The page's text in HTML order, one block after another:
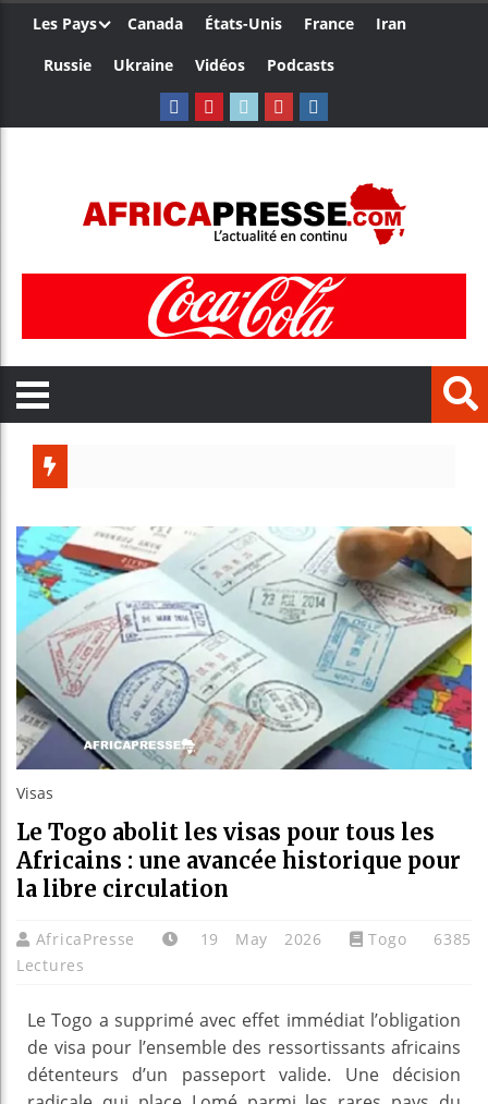
Les Pays Canada États-Unis France
Iran
Russie
Ukraine Vidéos Podcasts
Bénin
Aliko
Visas
Le Togo abolit les visas pour tous les
Africains : une avancée historique pour
la libre circulation
AfricaPresse 19 May 2026 Togo
6385
Lectures
Le Togo a supprimé avec effet immédiat l’obligation
de visa pour l’ensemble des ressortissants africains
détenteurs d’un passeport valide. Une décision